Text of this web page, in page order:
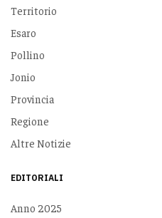
Territorio
Esaro
Pollino
Jonio
Provincia
Regione
Altre Notizie
EDITORIALI
Anno 2025